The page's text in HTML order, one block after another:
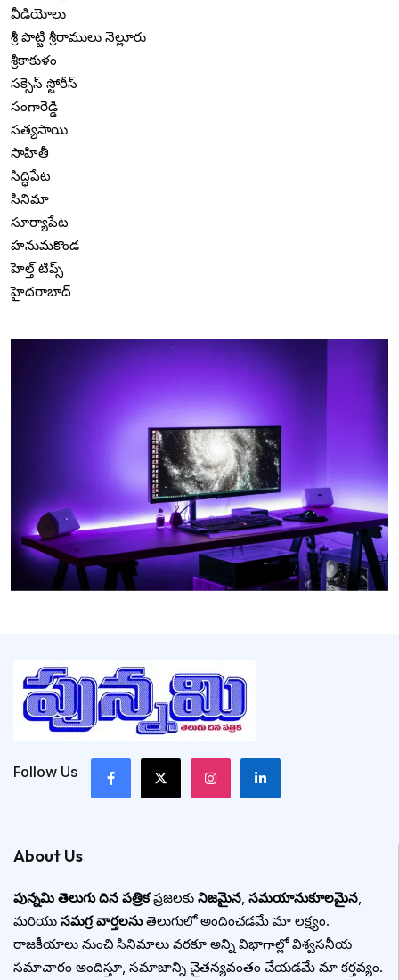
వీడియోలు
శ్రీ పొట్టి శ్రీరాములు నెల్లూరు
శ్రీకాకుళం
సక్సెస్ స్టోరీస్
సంగారెడ్డి
సత్యసాయి
సాహితీ
సిద్ధిపేట
సినిమా
సూర్యాపేట
హనుమకొండ
హెల్త్ టిప్స్
హైదరాబాద్
Follow Us
About Us
పున్నమి తెలుగు దిన పత్రికప్రజలకు నిజమైన, సమయానుకూలమైన,
మరియు సమగ్ర వార్తలనుతెలుగులో అందించడమే మా లక్ష్యం.
రాజకీయాలు నుంచి సినిమాలు వరకూ అన్ని విభాగాల్లో విశ్వసనీయ
సమాచారం అందిస్తూ, సమాజాన్ని చైతన్యవంతం చేయడమే మా కర్తవ్యం.